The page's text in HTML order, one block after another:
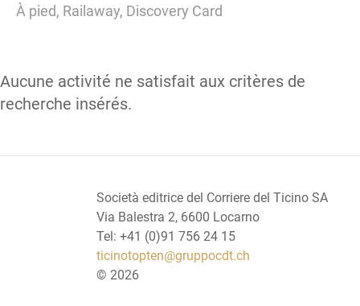
À pied, Railaway, Discovery Card
Aucune activité ne satisfait aux critères de
recherche insérés.
Società editrice del Corriere del Ticino SA
Via Balestra 2, 6600 Locarno
Tel: +41 (0)91 756 24 15
ticinotopten@gruppocdt.ch
© 2026